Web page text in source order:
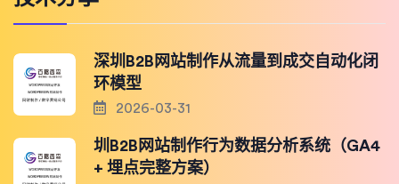
深圳B2B网站制作从流量到成交自动化闭
环模型
2026-03-31
圳B2B网站制作行为数据分析系统（GA4
+ 埋点完整方案）